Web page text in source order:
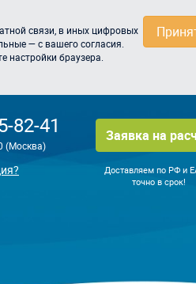
связи, в иных цифровых
— с вашего согласия.
настройки браузера.
82-41
(Москва)
Заявка на
Доставляем по РФ и
точно в срок!